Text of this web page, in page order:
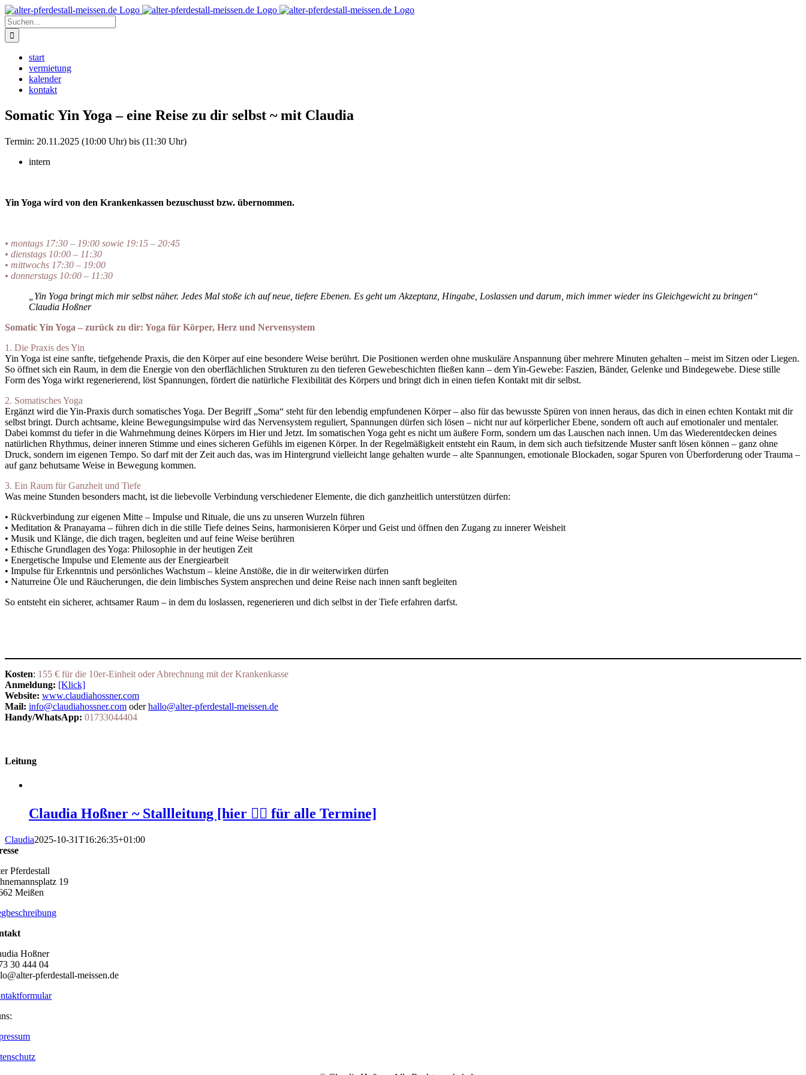
Zum
Inhalt
springen
Instagram
Suche
nach:
start
vermietung
kalender
kontakt
Somatic Yin Yoga – eine Reise zu dir selbst ~ mit Claudia
Termin: 20.11.2025 (10:00 Uhr) bis (11:30 Uhr)
intern
Yin Yoga wird von den Krankenkassen bezuschusst bzw. übernommen.
• montags 17:30 – 19:00 sowie 19:15 – 20:45
• dienstags 10:00 – 11:30
• mittwochs 17:30 – 19:00
• donnerstags 10:00 – 11:30
„Yin Yoga bringt mich mir selbst näher. Jedes Mal stoße ich auf neue, tiefere Ebenen. Es geht um Akzeptanz, Hingabe, Loslassen und darum, mich immer wieder ins Gleichgewicht zu bringen“
Claudia Hoßner
Somatic Yin Yoga – zurück zu dir: Yoga für Körper, Herz und Nervensystem
1. Die Praxis des Yin
Yin Yoga ist eine sanfte, tiefgehende Praxis, die den Körper auf eine besondere Weise berührt. Die Positionen werden ohne muskuläre Anspannung über mehrere Minuten gehalten – meist im Sitzen oder Liegen.
So öffnet sich ein Raum, in dem die Energie von den oberflächlichen Strukturen zu den tieferen Gewebeschichten fließen kann – dem Yin-Gewebe: Faszien, Bänder, Gelenke und Bindegewebe. Diese stille
Form des Yoga wirkt regenerierend, löst Spannungen, fördert die natürliche Flexibilität des Körpers und bringt dich in einen tiefen Kontakt mit dir selbst.
2. Somatisches Yoga
Ergänzt wird die Yin-Praxis durch somatisches Yoga. Der Begriff „Soma“ steht für den lebendig empfundenen Körper – also für das bewusste Spüren von innen heraus, das dich in einen echten Kontakt mit dir
selbst bringt. Durch achtsame, kleine Bewegungsimpulse wird das Nervensystem reguliert, Spannungen dürfen sich lösen – nicht nur auf körperlicher Ebene, sondern oft auch auf emotionaler und mentaler.
Dabei kommst du tiefer in die Wahrnehmung deines Körpers im Hier und Jetzt. Im somatischen Yoga geht es nicht um äußere Form, sondern um das Lauschen nach innen. Um das Wiederentdecken deines
natürlichen Rhythmus, deiner inneren Stimme und eines sicheren Gefühls im eigenen Körper. In der Regelmäßigkeit entsteht ein Raum, in dem sich auch tiefsitzende Muster sanft lösen können – ganz ohne
Druck, sondern im eigenen Tempo. So darf mit der Zeit auch das, was im Hintergrund vielleicht lange gehalten wurde – alte Spannungen, emotionale Blockaden, sogar Spuren von Überforderung oder Trauma –
auf ganz behutsame Weise in Bewegung kommen.
3. Ein Raum für Ganzheit und Tiefe
Was meine Stunden besonders macht, ist die liebevolle Verbindung verschiedener Elemente, die dich ganzheitlich unterstützen dürfen:
• Rückverbindung zur eigenen Mitte – Impulse und Rituale, die uns zu unseren Wurzeln führen
• Meditation & Pranayama – führen dich in die stille Tiefe deines Seins, harmonisieren Körper und Geist und öffnen den Zugang zu innerer Weisheit
• Musik und Klänge, die dich tragen, begleiten und auf feine Weise berühren
• Ethische Grundlagen des Yoga: Philosophie in der heutigen Zeit
• Energetische Impulse und Elemente aus der Energiearbeit
• Impulse für Erkenntnis und persönliches Wachstum – kleine Anstöße, die in dir weiterwirken dürfen
• Naturreine Öle und Räucherungen, die dein limbisches System ansprechen und deine Reise nach innen sanft begleiten
So entsteht ein sicherer, achtsamer Raum – in dem du loslassen, regenerieren und dich selbst in der Tiefe erfahren darfst.
Kosten: 155 € für die 10er-Einheit oder Abrechnung mit der Krankenkasse
Anmeldung: [Klick]
Website: www.claudiahossner.com
Mail: info@claudiahossner.com oderhallo@alter-pferdestall-meissen.de
Handy/WhatsApp: 01733044404
Leitung
Claudia Hoßner ~ Stallleitung [hier 👆🏻 für alle Termine]
Claudia2025-10-31T16:26:35+01:00
Pferdestall
19
Meißen
Hoßner
30 444 04
pferdestall-meissen.de